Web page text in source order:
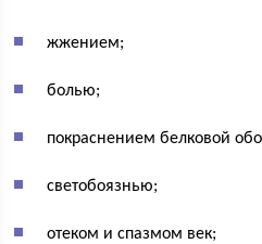
жжением;
болью;
покраснением белковой
светобоязнью;
отеком и спазмом век;